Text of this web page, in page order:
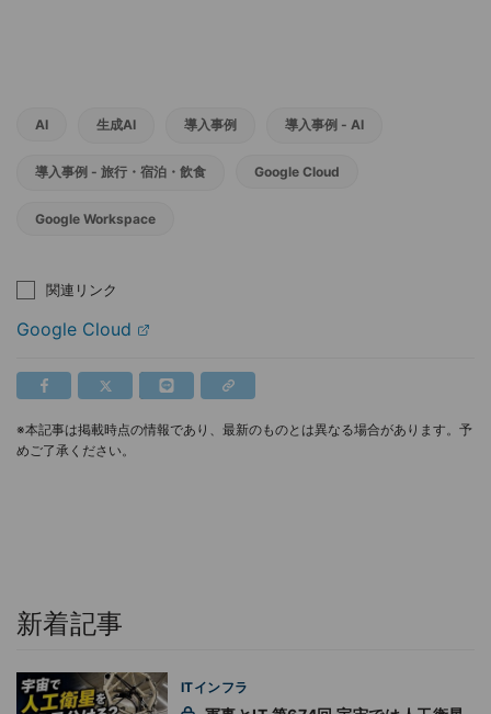
AI 生成AI 導入事例 導入事例 - AI
導入事例 - 旅行・宿泊・飲食 Google Cloud
Google Workspace
関連リンク
Google Cloud
※本記事は掲載時点の情報であり、最新のものとは異なる場合があります。予
めご了承ください。
新着記事
ITインフラ